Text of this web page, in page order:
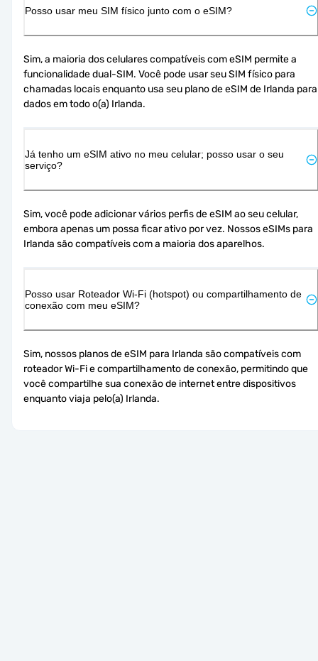
Posso usar meu SIM físico junto com o eSIM?
Sim, a maioria dos celulares compatíveis com eSIM permite a
funcionalidade dual-SIM. Você pode usar seu SIM físico para
chamadas locais enquanto usa seu plano de eSIM de Irlanda para
dados em todo o(a) Irlanda.
Já tenho um eSIM ativo no meu celular; posso usar o seu
serviço?
Sim, você pode adicionar vários perfis de eSIM ao seu celular,
embora apenas um possa ficar ativo por vez. Nossos eSIMs para
Irlanda são compatíveis com a maioria dos aparelhos.
Posso usar Roteador Wi-Fi (hotspot) ou compartilhamento de
conexão com meu eSIM?
Sim, nossos planos de eSIM para Irlanda são compatíveis com
roteador Wi-Fi e compartilhamento de conexão, permitindo que
você compartilhe sua conexão de internet entre dispositivos
enquanto viaja pelo(a) Irlanda.